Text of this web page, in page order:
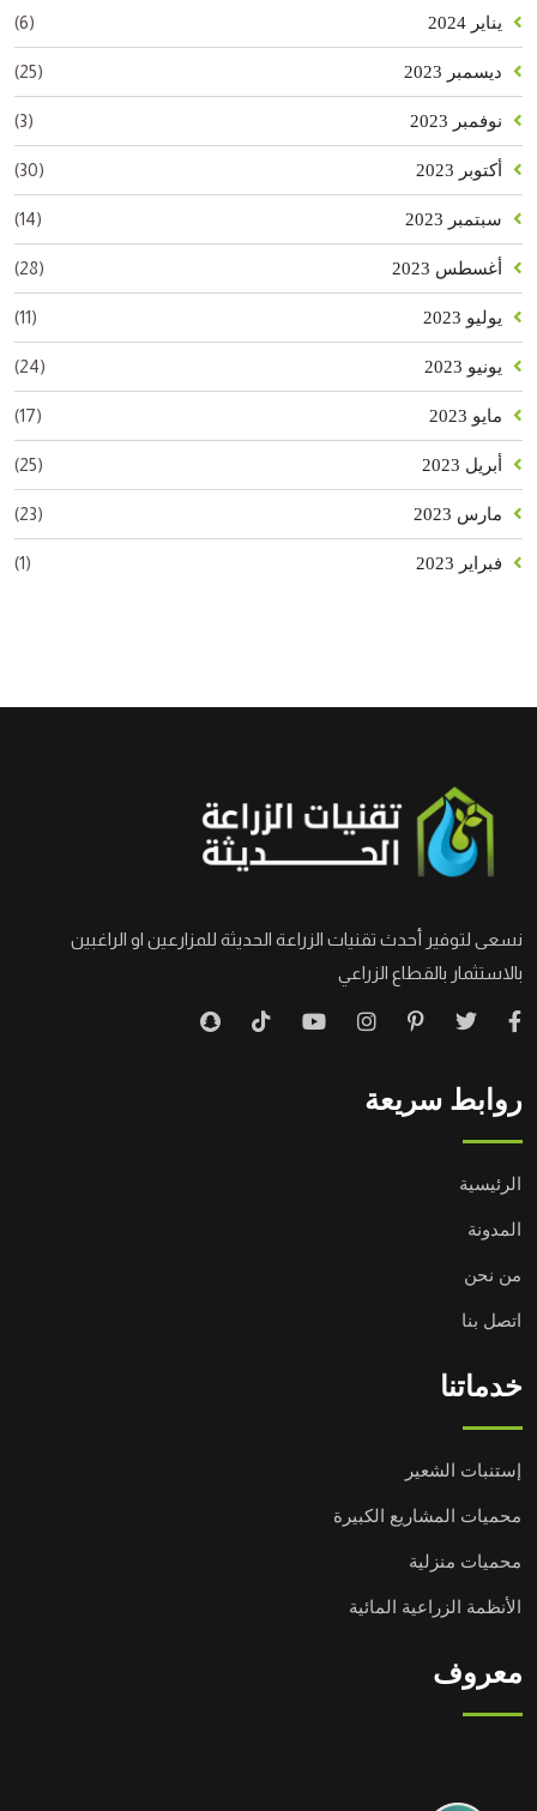
يناير 2024 (6)
ديسمبر 2023 (25)
نوفمبر 2023 (3)
أكتوبر 2023 (30)
سبتمبر 2023 (14)
أغسطس 2023 (28)
يوليو 2023 (11)
يونيو 2023 (24)
مايو 2023 (17)
أبريل 2023 (25)
مارس 2023 (23)
فبراير 2023 (1)
نسعى لتوفير أحدث تقنيات الزراعة الحديثة للمزارعين او الراغبين
بالاستثمار بالقطاع الزراعي
روابط سريعة
الرئيسية
المدونة
من نحن
اتصل بنا
خدماتنا
إستنبات الشعير
محميات المشاريع الكبيرة
محميات منزلية
الأنظمة الزراعية المائية
معروف